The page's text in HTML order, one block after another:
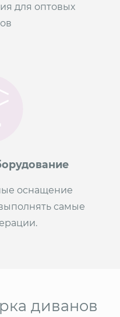
для оптовых
оснащение
самые
диванов